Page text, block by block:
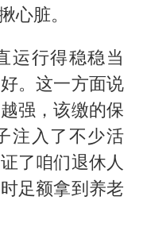
心脏。
运行得稳稳当
。这一方面说
强，该缴的保
注入了不少活
了咱们退休人
足额拿到养老